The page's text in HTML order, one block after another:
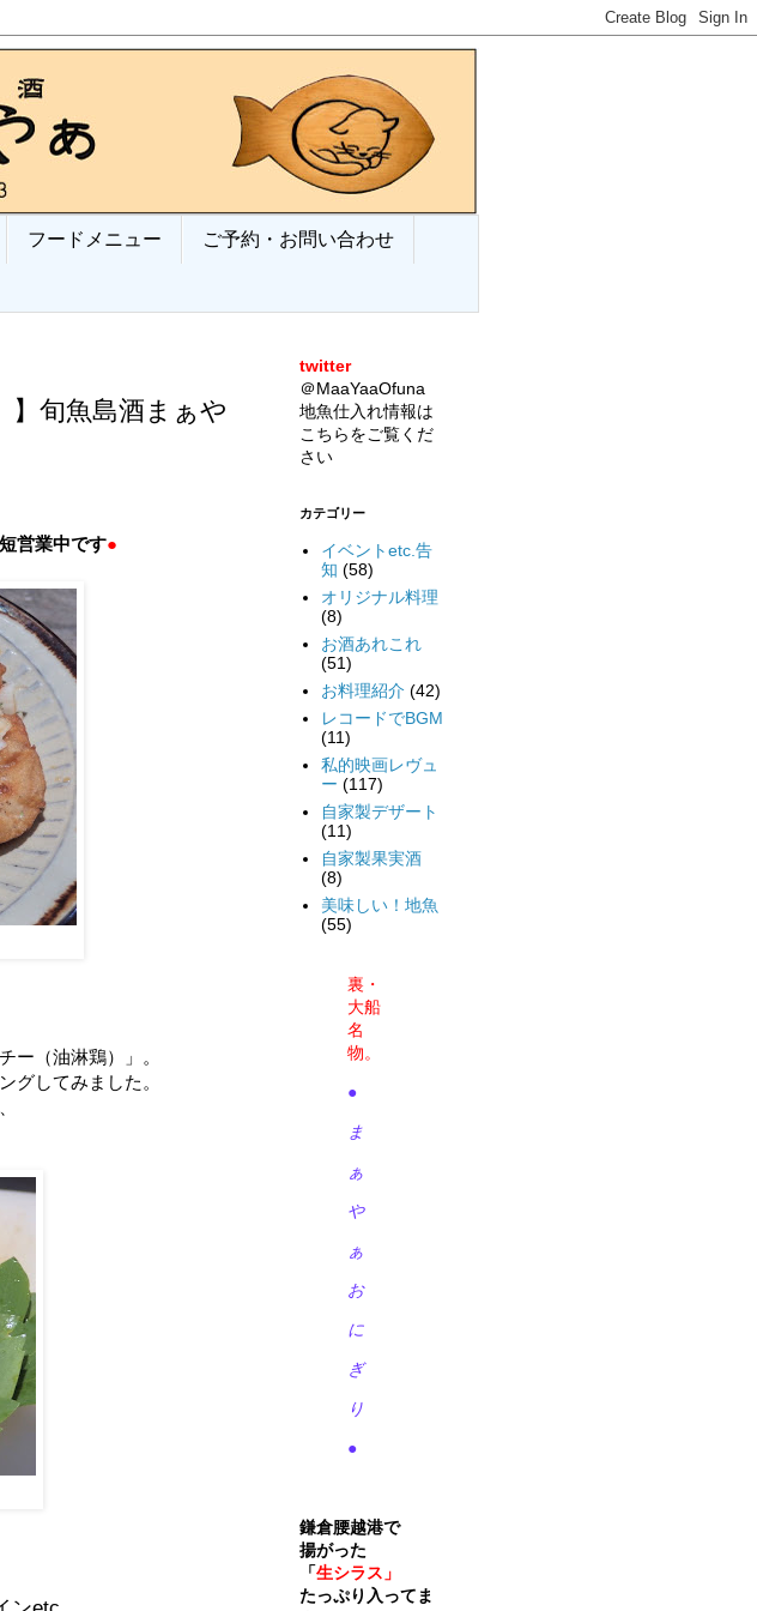
フードメニュー ご予約・お問い合わせ
旬魚島酒まぁや
営業中です●
ー（油淋鶏）」。
グしてみました。
twitter
＠MaaYaaOfuna
地魚仕入れ情報は
こちらをご覧くだ
さい
カテゴリー
イベントetc.告
知 (58)
オリジナル料理
(8)
お酒あれこれ
(51)
お料理紹介 (42)
レコードでBGM
(11)
私的映画レヴュ
ー (117)
自家製デザート
(11)
自家製果実酒
(8)
美味しい！地魚
(55)
裏・
大船
名
物。
●
ま
ぁ
や
ぁ
お
に
ぎ
り
●
鎌倉腰越港で
揚がった
「生シラス」
たっぷり入ってま